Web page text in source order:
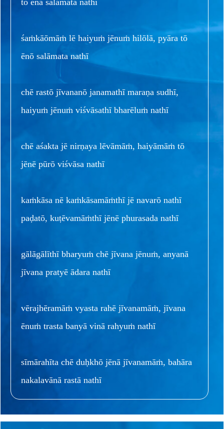
śaṁkāōmāṁ lē haiyuṁ jēnuṁ hilōlā, pyāra tō
ēnō salāmata nathī
chē rastō jīvananō janamathī maraṇa sudhī,
haiyuṁ jēnuṁ viśvāsathī bharēluṁ nathī
chē aśakta jē nirṇaya lēvāmāṁ, haiyāmāṁ tō
jēnē pūrō viśvāsa nathī
kaṁkāsa nē kaṁkāsamāṁthī jē navarō nathī
paḍatō, kuṭēvamāṁthī jēnē phurasada nathī
gālāgālīthī bharyuṁ chē jīvana jēnuṁ, anyanā
jīvana pratyē ādara nathī
vērajhēramāṁ vyasta rahē jīvanamāṁ, jīvana
ēnuṁ trasta banyā vinā rahyuṁ nathī
sīmārahīta chē duḥkhō jēnā jīvanamāṁ, bahāra
nakalavānā rastā nathī